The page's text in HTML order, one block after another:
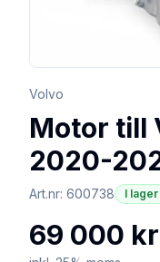
Volvo
Motor till
2020-
Art.nr: 600738 I lager
69 000 kr